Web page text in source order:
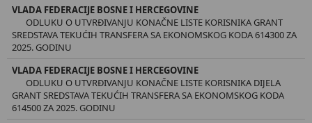
VLADA FEDERACIJE BOSNE I HERCEGOVINE
ODLUKU O UTVRĐIVANJU KONAČNE LISTE KORISNIKA GRANT
SREDSTAVA TEKUĆIH TRANSFERA SA EKONOMSKOG KODA 614300 ZA
2025. GODINU
VLADA FEDERACIJE BOSNE I HERCEGOVINE
ODLUKU O UTVRĐIVANJU KONAČNE LISTE KORISNIKA DIJELA
GRANT SREDSTAVA TEKUĆIH TRANSFERA SA EKONOMSKOG KODA
614500 ZA 2025. GODINU